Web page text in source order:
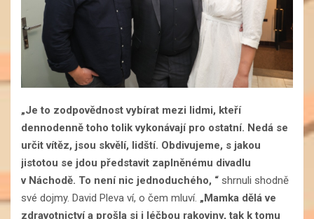
„Je to zodpovědnost vybírat mezi lidmi, kteří
dennodenně toho tolik vykonávají pro ostatní. Nedá se
určit vítěz, jsou skvělí, lidští. Obdivujeme, s jakou
jistotou se jdou představit zaplněnému divadlu
v Náchodě. To není nic jednoduchého, “ shrnuli shodně
své dojmy. David Pleva ví, o čem mluví. „Mamka dělá ve
zdravotnictví a prošla si i léčbou rakoviny, tak k tomu